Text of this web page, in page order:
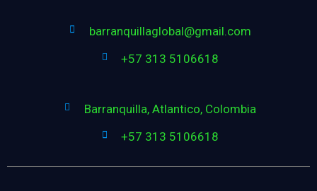
barranquillaglobal@gmail.com
+57 313 5106618
Barranquilla, Atlantico, Colombia
+57 313 5106618